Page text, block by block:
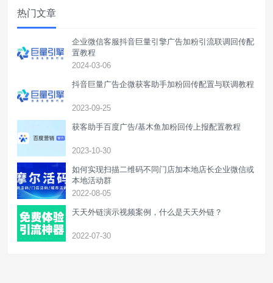
热门文章
企业微信客服抖音巨量引擎广告加粉引流联调回传配
置教程
2024-03-06
抖音巨量广告企微获客助手加粉回传配置与联调教程
2023-09-25
获客助手百度广告/基木鱼加粉回传上报配置教程
2023-10-30
如何实现扫描二维码不同门店加本地店长企业微信或
本地活动群
2022-08-05
天天外链演示视频案例，什么是天天外链？
2022-07-30